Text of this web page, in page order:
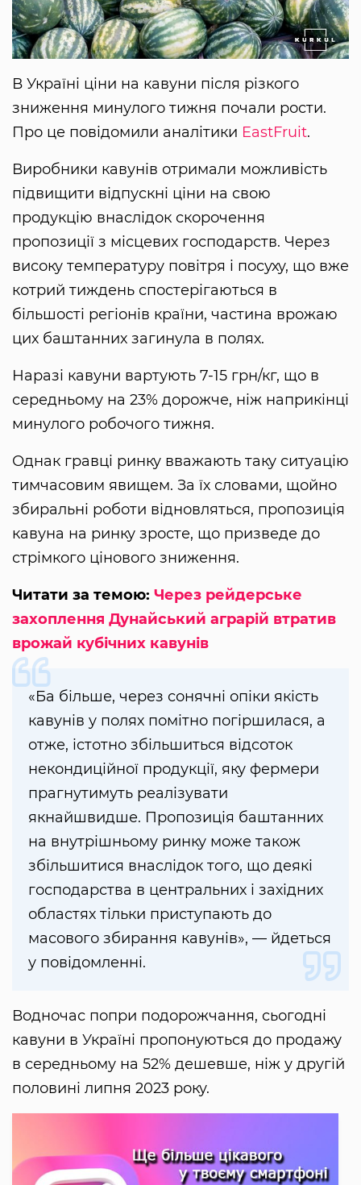
В Україні ціни на кавуни після різкого
зниження минулого тижня почали рости.
Про це повідомили аналітики EastFruit.
Виробники кавунів отримали можливість
підвищити відпускні ціни на свою
продукцію внаслідок скорочення
пропозиції з місцевих господарств. Через
високу температуру повітря і посуху, що вже
котрий тиждень спостерігаються в
більшості регіонів країни, частина врожаю
цих баштанних загинула в полях.
Наразі кавуни вартують 7-15 грн/кг, що в
середньому на 23% дорожче, ніж наприкінці
минулого робочого тижня.
Однак гравці ринку вважають таку ситуацію
тимчасовим явищем. За їх словами, щойно
збиральні роботи відновляться, пропозиція
кавуна на ринку зросте, що призведе до
стрімкого цінового зниження.
Читати за темою: Через рейдерське
захоплення Дунайський аграрій втратив
врожай кубічних кавунів
«Ба більше, через сонячні опіки якість
кавунів у полях помітно погіршилася, а
отже, істотно збільшиться відсоток
некондиційної продукції, яку фермери
прагнутимуть реалізувати
якнайшвидше. Пропозиція баштанних
на внутрішньому ринку може також
збільшитися внаслідок того, що деякі
господарства в центральних і західних
областях тільки приступають до
масового збирання кавунів», — йдеться
у повідомленні.
Водночас попри подорожчання, сьогодні
кавуни в Україні пропонуються до продажу
в середньому на 52% дешевше, ніж у другій
половині липня 2023 року.